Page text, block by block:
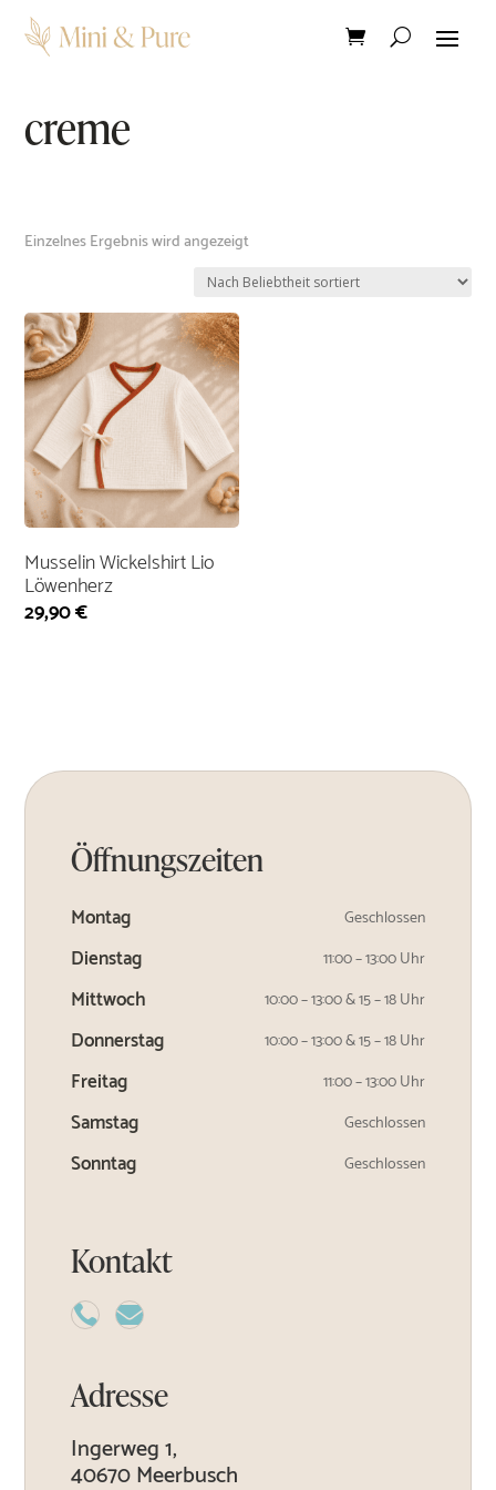
creme
Einzelnes Ergebnis wird angezeigt
Musselin Wickelshirt Lio
Löwenherz
29,90€
Öffnungszeiten
Montag Geschlossen
Dienstag 11:00 – 13:00 Uhr
Mittwoch 10:00 – 13:00 & 15 – 18 Uhr
Donnerstag 10:00 – 13:00 & 15 – 18 Uhr
Freitag 11:00 – 13:00 Uhr
Samstag Geschlossen
Sonntag Geschlossen
Kontakt
 
Adresse
Ingerweg 1,
40670 Meerbusch